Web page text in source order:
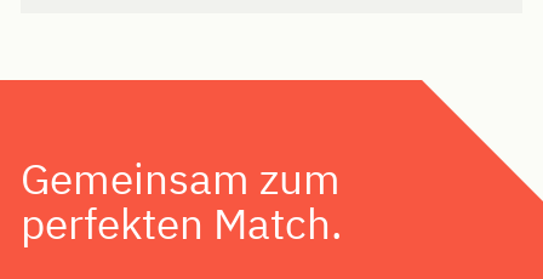
Gemeinsam zum
perfekten Match.